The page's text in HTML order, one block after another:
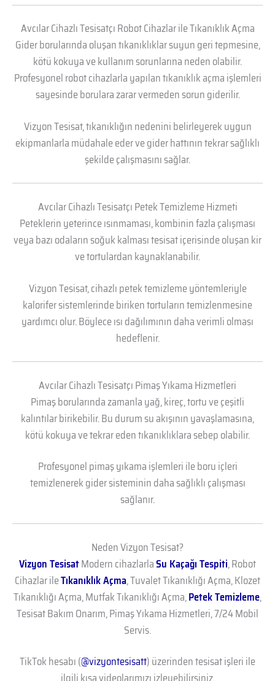
Avcılar Cihazlı Tesisatçı Robot Cihazlar ile Tıkanıklık Açma
Gider borularında oluşan tıkanıklıklar suyun geri tepmesine,
kötü kokuya ve kullanım sorunlarına neden olabilir.
Profesyonel robot cihazlarla yapılan tıkanıklık açma işlemleri
sayesinde borulara zarar vermeden sorun giderilir.
Vizyon Tesisat, tıkanıklığın nedenini belirleyerek uygun
ekipmanlarla müdahale eder ve gider hattının tekrar sağlıklı
şekilde çalışmasını sağlar.
Avcılar Cihazlı Tesisatçı Petek Temizleme Hizmeti
Peteklerin yeterince ısınmaması, kombinin fazla çalışması
veya bazı odaların soğuk kalması tesisat içerisinde oluşan kir
ve tortulardan kaynaklanabilir.
Vizyon Tesisat, cihazlı petek temizleme yöntemleriyle
kalorifer sistemlerinde biriken tortuların temizlenmesine
yardımcı olur. Böylece ısı dağılımının daha verimli olması
hedeflenir.
Avcılar Cihazlı Tesisatçı Pimaş Yıkama Hizmetleri
Pimaş borularında zamanla yağ, kireç, tortu ve çeşitli
kalıntılar birikebilir. Bu durum su akışının yavaşlamasına,
kötü kokuya ve tekrar eden tıkanıklıklara sebep olabilir.
Profesyonel pimaş yıkama işlemleri ile boru içleri
temizlenerek gider sisteminin daha sağlıklı çalışması
sağlanır.
Neden Vizyon Tesisat?
Vizyon TesisatModern cihazlarlaSu Kaçağı Tespiti, Robot
Cihazlar ileTıkanıklık Açma, Tuvalet Tıkanıklığı Açma, Klozet
Tıkanıklığı Açma, Mutfak Tıkanıklığı Açma,Petek Temizleme,
Tesisat Bakım Onarım, Pimaş Yıkama Hizmetleri, 7/24 Mobil
Servis.
TikTok hesabı (@vizyontesisatt) üzerinden tesisat işleri ile